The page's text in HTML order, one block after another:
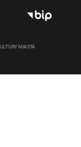
MIASTA